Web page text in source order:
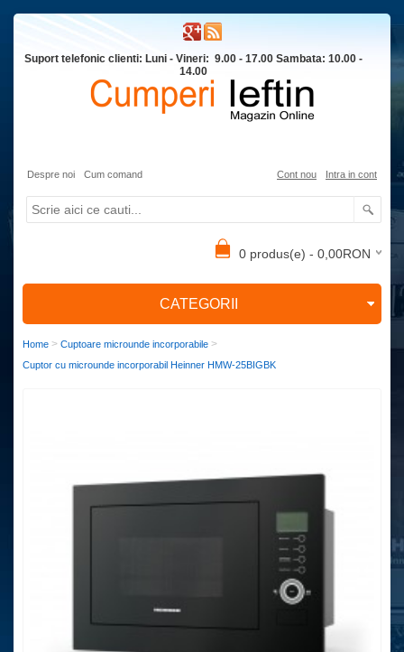
Suport telefonic clienti: Luni - Vineri: 9.00 - 17.00 Sambata: 10.00 -
14.00
Despre noi Cum comand Cont nou Intra in cont
0 produs(e) - 0,00RON
CATEGORII
Home > Cuptoare microunde incorporabile >
Cuptor cu microunde incorporabil Heinner HMW-25BIGBK